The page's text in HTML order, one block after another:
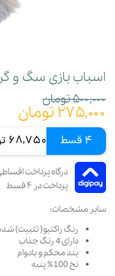
اسباب بازی سگ و
۵۰۰,۰۰۰ تومان
۲۷۵,۰۰۰ تومان
4 قسط 68,750 تومانی
سایر مشخصات:
رنگ راکتیو( تثبیت)
دارای 4 رنگ جذاب
بند محکم و بادوام
نخ 100% پنبه